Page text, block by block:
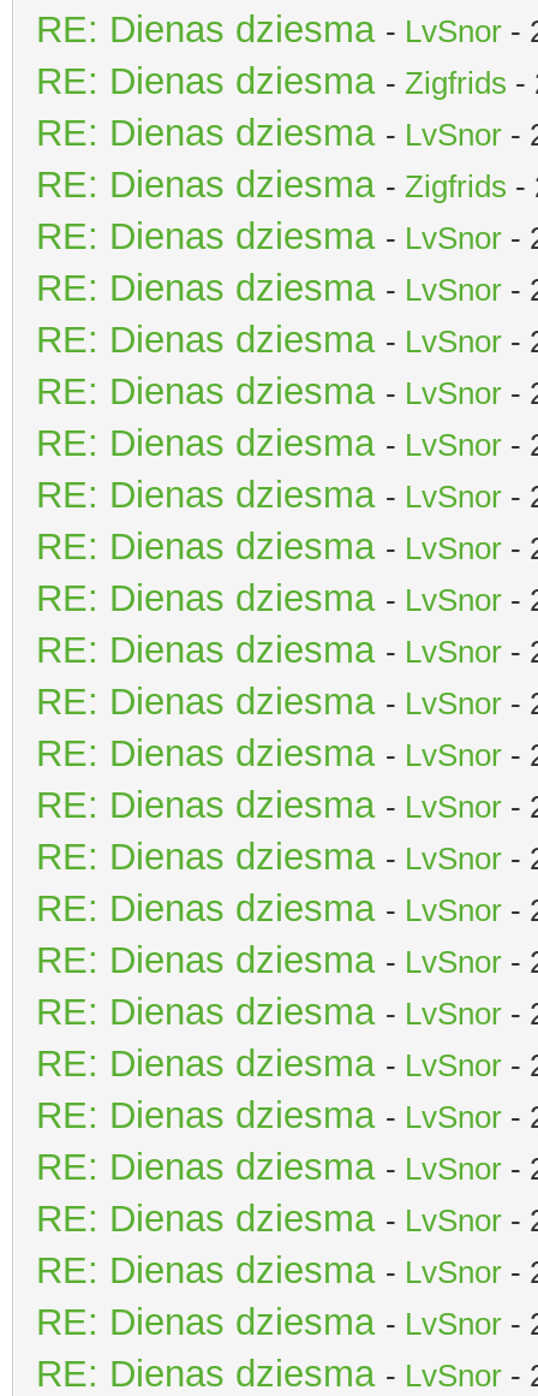
RE: Dienas dziesma - LvSnor -
RE: Dienas dziesma - Zigfrids -
RE: Dienas dziesma - LvSnor -
RE: Dienas dziesma - Zigfrids -
RE: Dienas dziesma - LvSnor -
RE: Dienas dziesma - LvSnor -
RE: Dienas dziesma - LvSnor -
RE: Dienas dziesma - LvSnor -
RE: Dienas dziesma - LvSnor -
RE: Dienas dziesma - LvSnor -
RE: Dienas dziesma - LvSnor -
RE: Dienas dziesma - LvSnor -
RE: Dienas dziesma - LvSnor -
RE: Dienas dziesma - LvSnor -
RE: Dienas dziesma - LvSnor -
RE: Dienas dziesma - LvSnor -
RE: Dienas dziesma - LvSnor -
RE: Dienas dziesma - LvSnor -
RE: Dienas dziesma - LvSnor -
RE: Dienas dziesma - LvSnor -
RE: Dienas dziesma - LvSnor -
RE: Dienas dziesma - LvSnor -
RE: Dienas dziesma - LvSnor -
RE: Dienas dziesma - LvSnor -
RE: Dienas dziesma - LvSnor -
RE: Dienas dziesma - LvSnor -
RE: Dienas dziesma - LvSnor -